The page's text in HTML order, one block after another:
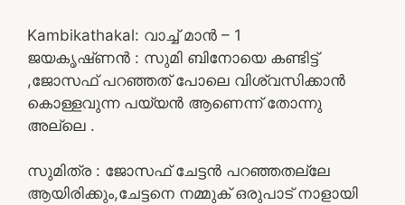
Kambikathakal: വാച്ച് മാൻ – 1
ജയകൃഷ്‌ണൻ : സുമി ബിനോയെ കണ്ടിട്ട്
,ജോസഫ് പറഞ്ഞത് പോലെ വിശ്വസിക്കാൻ
കൊള്ളവുന്ന പയ്യൻ ആണെന്ന് തോന്നു
അല്ലെ .
സുമിത്ര : ജോസഫ് ചേട്ടൻ പറഞ്ഞതല്ലേ
ആയിരിക്കും,ചേട്ടനെ നമ്മുക് ഒരുപാട് നാളായി